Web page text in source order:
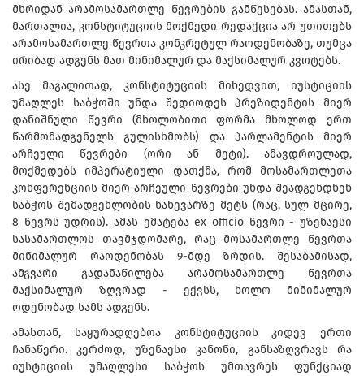
მხრიდან არამოსამართლე წევრების განწესებას. ამასთან,
მართალია, კონსტიტუციის მოქმედი რედაქცია არ უთითებს
არამოსამართლე წევრთა კონკრეტულ რაოდენობაზე, თუმცა
ირიბად ადგენს მათ მინიმალურ და მაქსიმალურ კვოტებს.
ასე მაგალითად, კონსტიტუციის მიხედვით, იუსტიციის
უმაღლეს საბჭოში უნდა შედიოდეს პრეზიდენტის მიერ
დანიშნული წევრი (მხოლობითი ფორმა მხოლოდ ერთ
წარმომადგენელს გულისხმობს) და პარლამენტის მიერ
არჩეული წევრები (ორი ან მეტი). ამავდროულად,
მოქმედებს იმპერატიული დათქმა, რომ მოსამართლეთა
კონფერენციის მიერ არჩეული წევრები უნდა შეადგენდნენ
საბჭოს შემადგენლობის ნახევარზე მეტს (რაც, სულ მცირე,
8 წევრს უდრის). ამას ემატება ex officio წევრი - უზენაესი
სასამართლოს თავმჯდომარე, რაც მოსამართლე წევრთა
მინიმალურ რაოდენობას 9-მდე ზრდის. შესაბამისად,
ამგვარი გადანაწილება არამოსამართლე წევრთა
მაქსიმალურ ზღვრად - ექვსს, ხოლო მინიმალურ
ოდენობად სამს ადგენს.
ამასთან, საყურადღებოა კონსტიტუციის კიდევ ერთი
ჩანაწერი. კერძოდ, უზენაესი კანონი, განსაზღვრავს რა
იუსტიციის უმაღლესი საბჭოს უმთავრეს ფუნქციად